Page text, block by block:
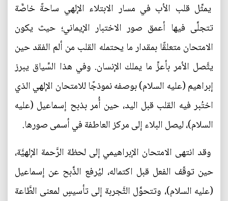
يمثِّل قلب الأب في مسار الابتلاء الإلهي ساحةً خاصَّة
تتجلَّى فيها أعمق صور الاختبار الإيماني؛ حيث يكون
الامتحان متعلقًا بمقدار ما يحتمله القلب من ألم الفقد حين
يتَّصل الأمر بأعزِّ ما يملك الإنسان. وفي هذا السِّياق يبرز
إبراهيم (عليه السلام) بوصفه نموذجًا للامتحان الإلهي الذي
اختُبر فيه القلب قبل اليد، حين أُمر بذبح إسماعيل (عليه
السلام)، ليصل البلاء إلى مركز العاطفة في أسمى صورها.
وقد انتهى الامتحان الإبراهيمي إلى لحظة الرَّحمة الإلهيَّة،
حين توقّف الفعل قبل اكتماله، ليُرفع الذَّبح عن إسماعيل
(عليه السلام)، وتتحوَّل التَّجربة إلى تأسيسٍ لمعنى الطَّاعة